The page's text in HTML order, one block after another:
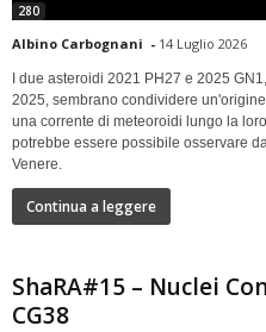
280
Albino Carbognani - 14 Luglio 2026
I due asteroidi 2021 PH27 e 2025
2025, sembrano condividere
una corrente di meteoroidi lungo la
potrebbe essere possibile osservare
Venere.
Continua a leggere
ShaRA#15 – Nuclei
CG38